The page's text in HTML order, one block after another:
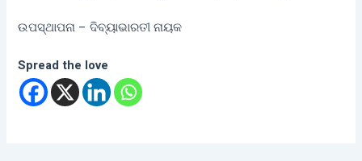
ଉପସ୍ଥାପନା – ଦିବ୍ୟାଭାରତୀ ନାୟକ
Spread the love